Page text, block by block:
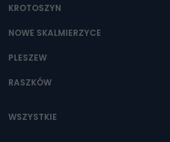
KROTOSZYN
NOWE SKALMIERZYCE
PLESZEW
RASZKÓW
WSZYSTKIE